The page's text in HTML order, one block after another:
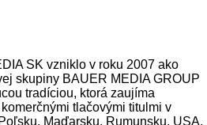
SK vzniklo v roku 2007 ako
skupiny BAUER MEDIA GROUP
tradíciou, ktorá zaujíma
tlačovými titulmi v
Maďarsku, Rumunsku, USA,